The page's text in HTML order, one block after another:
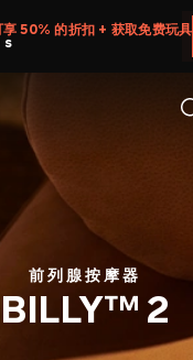
50% 的折扣 + 获取免费玩具
s
前列腺按摩器
BILLY™ 2